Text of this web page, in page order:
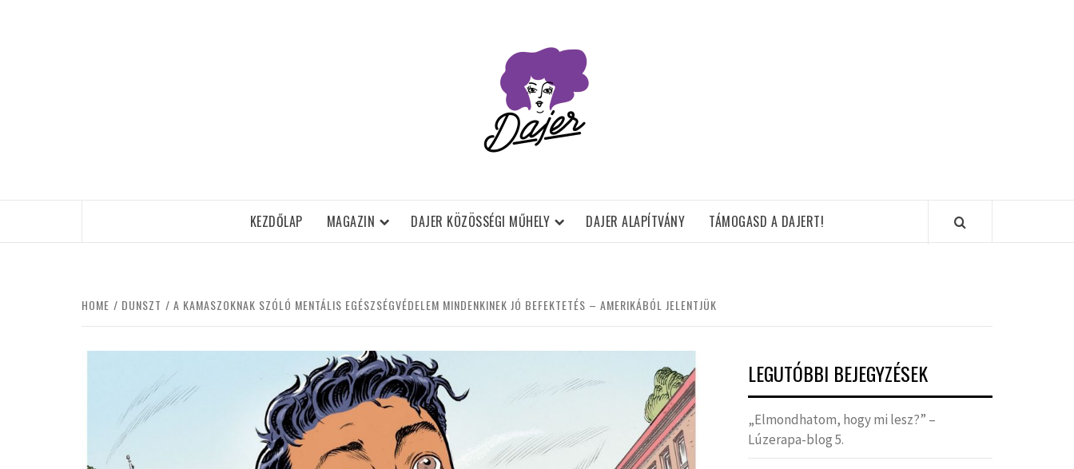
KEZDŐLAP MAGAZIN DAJER KÖZÖSSÉGI MŰHELY DAJER ALAPÍTVÁNY TÁMOGASD A DAJERT!
HOME DUNSZT A KAMASZOKNAK SZÓLÓ MENTÁLIS EGÉSZSÉGVÉDELEM MINDENKINEK JÓ BEFEKTETÉS – AMERIKÁBÓL JELENTJÜK
LEGUTÓBBI BEJEGYZÉSEK
„Elmondhatom, hogy mi lesz?” –
Lúzerapa-blog 5.